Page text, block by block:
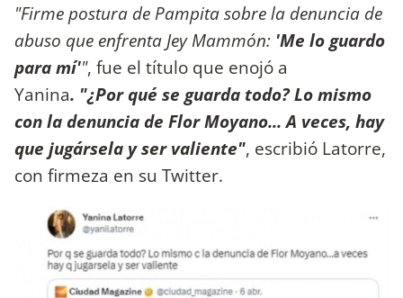
"Firme postura de Pampita sobre la denuncia de
abuso que enfrenta Jey Mammón: 'Me lo guardo
para mí'", fue el título que enojó a
Yanina. "¿Por qué se guarda todo? Lo mismo
con la denuncia de Flor Moyano... A veces, hay
que jugársela y ser valiente", escribió Latorre,
con firmeza en su Twitter.